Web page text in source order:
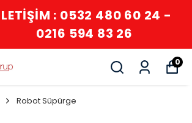
: 0532 480 60 24 -
0216 594 83 26
0
Robot Süpürge